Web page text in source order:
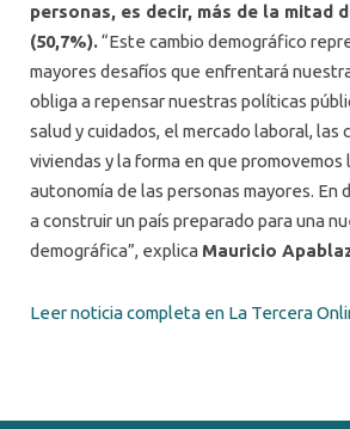
personas, es decir, más de la mitad
(50,7%).“Este cambio demográfico
mayores desafíos que enfrentará
obliga a repensar nuestras políticas
salud y cuidados, el mercado laboral, las
viviendas y la forma en que promovemos
autonomía de las personas mayores. En
a construir un país preparado para una
demográfica”, explica Mauricio
Leer noticia completa en La Tercera